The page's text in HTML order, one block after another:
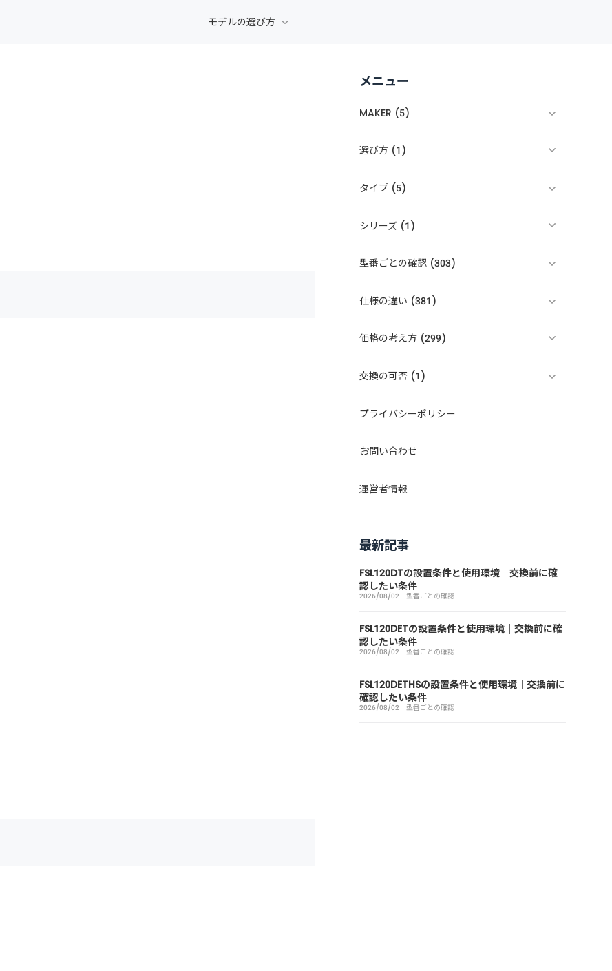
モデルの選び方
メニュー
MAKER (5)
選び方 (1)
タイプ (5)
シリーズ (1)
型番ごとの確認 (303)
仕様の違い (381)
価格の考え方 (299)
交換の可否 (1)
プライバシーポリシー
お問い合わせ
運営者情報
最新記事
FSL120DTの設置条件と使用環境｜交換前に確
認したい条件
2026/08/02 型番ごとの確認
FSL120DETの設置条件と使用環境｜交換前に確
認したい条件
2026/08/02 型番ごとの確認
FSL120DETHSの設置条件と使用環境｜交換前に
確認したい条件
2026/08/02 型番ごとの確認